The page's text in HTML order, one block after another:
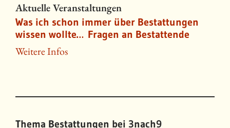
Aktuelle Veranstaltungen
Was ich schon immer über Bestattungen
wissen wollte… Fragen an Bestattende
Weitere Infos
Thema Bestattungen bei 3nach9